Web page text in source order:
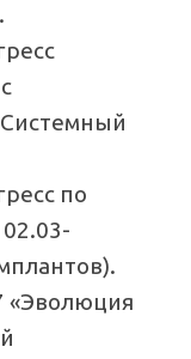
по
«Эволюция